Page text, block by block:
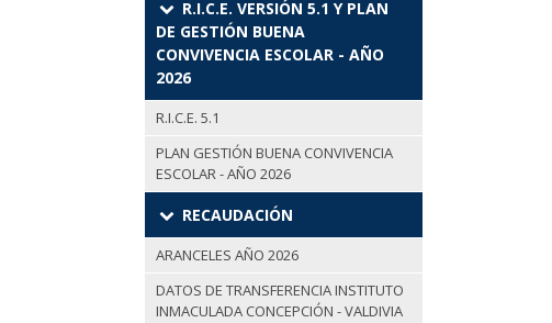
R.I.C.E. VERSIÓN 5.1 Y PLAN
DE GESTIÓN BUENA
CONVIVENCIA ESCOLAR - AÑO
2026
R.I.C.E. 5.1
PLAN GESTIÓN BUENA CONVIVENCIA
ESCOLAR - AÑO 2026
RECAUDACIÓN
ARANCELES AÑO 2026
DATOS DE TRANSFERENCIA INSTITUTO
INMACULADA CONCEPCIÓN - VALDIVIA